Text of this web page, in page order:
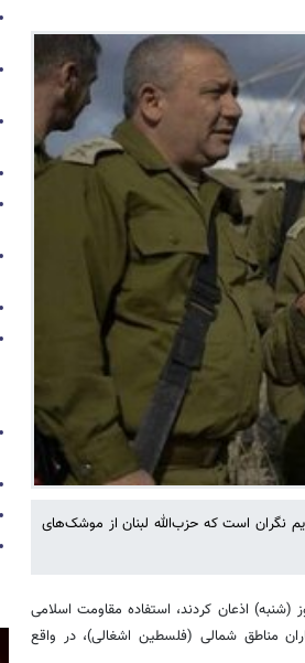
نگران است که حزب‌الله لبنان از موشک‌های
اذعان کردند، استفاده مقاومت اسلامی
مناطق شمالی (فلسطین اشغالی)، در واقع